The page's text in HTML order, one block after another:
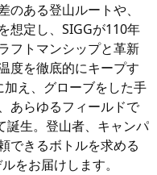
ある登山ルートや、
想定し、SIGGが110年
フトマンシップと革新
度を徹底的にキープす
え、グローブをした手
あらゆるフィールドで
誕生。登山者、キャンパ
できるボトルを求める
をお届けします。